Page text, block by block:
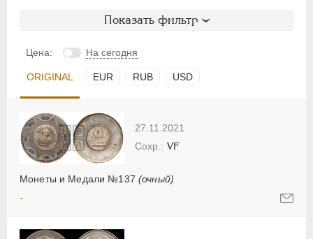
Показать фильтр
Цена: На сегодня
ORIGINAL EUR RUB USD
27.11.2021
Монеты и Медали №137 (очный)
VF
-